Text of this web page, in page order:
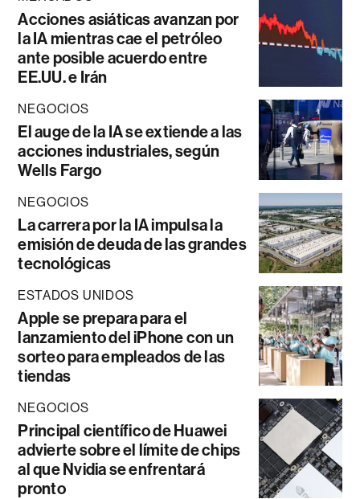
Acciones asiáticas avanzan por
la IA mientras cae el petróleo
ante posible acuerdo entre
EE.UU. e Irán
NEGOCIOS
El auge de la IA se extiende a las
acciones industriales, según
Wells Fargo
NEGOCIOS
La carrera por la IA impulsa la
emisión de deuda de las grandes
tecnológicas
ESTADOS UNIDOS
Apple se prepara para el
lanzamiento del iPhone con un
sorteo para empleados de las
tiendas
NEGOCIOS
Principal científico de Huawei
advierte sobre el límite de chips
al que Nvidia se enfrentará
pronto